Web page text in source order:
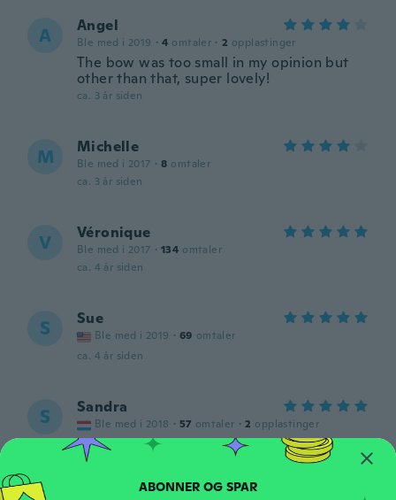
A Angel
Ble med i 2019 · 4 omtaler · 2 opplastinger
The bow was too small in my opinion but
other than that, super lovely!
ca. 3 år siden
M Michelle
Ble med i 2017 · 8 omtaler
ca. 3 år siden
V Véronique
Ble med i 2017 · 134 omtaler
ca. 4 år siden
S Sue
Ble med i 2019 · 69 omtaler
ca. 4 år siden
S Sandra
Ble med i 2018 · 57 omtaler · 2 opplastinger
ca. 4 år siden